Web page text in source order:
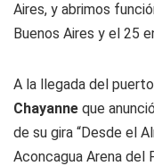
Aires, y abrimos
Buenos Aires y el 25
A la llegada del
Chayanne que
de su gira “Desde el
Aconcagua Arena del